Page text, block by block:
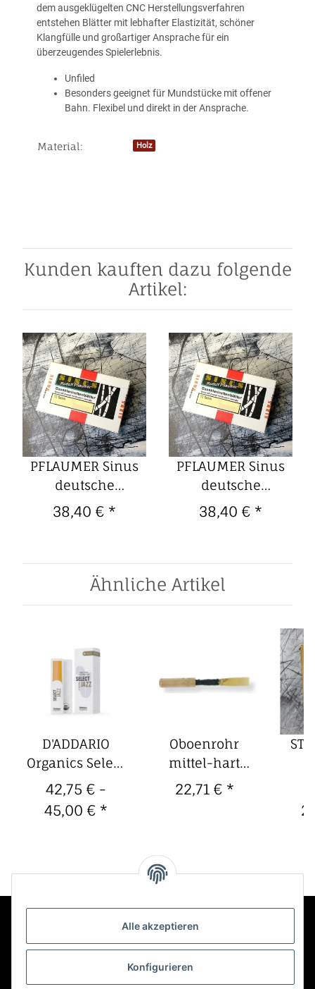
Alle akzeptieren
Konfigurieren
dem ausgeklügelten CNC Herstellungsverfahren
entstehen Blätter mit lebhafter Elastizität, schöner
Klangfülle und großartiger Ansprache für ein
überzeugendes Spielerlebnis.
Unfiled
Besonders geeignet für Mundstücke mit offener
Bahn. Flexibel und direkt in der Ansprache.
Produkteigenschaft
Wert
Material: Holz
Kunden kauften dazu folgende
Artikel:
PFLAUMER Sinus
deutsche
Bassklarinette-
Blätter (12er
38,40 € *
PFLAUMER Sinus
deutsche
Bassklarinette-
Blätter (12er
38,40 € *
Ähnliche Artikel
D'ADDARIO
Organics Select
Jazz
Baritonsaxophon-
Blätter (5er
42,75 € -
45,00 € *
Oboenrohr
mittel-hart
(schwarz)
22,71 € *